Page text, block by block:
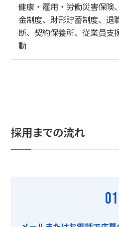
健康・雇用・労働災害保険
金制度、財形貯蓄制度、退
断、契約保養所、従業員支
動
採用までの流れ
01